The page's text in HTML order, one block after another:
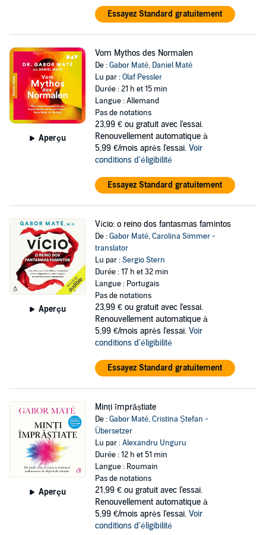
Essayez Standard gratuitement
Aperçu
Vom Mythos des Normalen
De :Gabor Maté, Daniel Maté
Lu par :Olaf Pessler
Durée : 21 h et 15 min
Langue : Allemand
Pas de notations
23,99 € ou gratuit avec l'essai.
Renouvellement automatique à
5,99 €/mois après l'essai. Voir
conditions d'éligibilité
Essayez Standard gratuitement
Aperçu
Vício: o reino dos fantasmas famintos
De :Gabor Maté,Carolina Simmer -
translator
Lu par :Sergio Stern
Durée : 17 h et 32 min
Langue : Portugais
Pas de notations
23,99 € ou gratuit avec l'essai.
Renouvellement automatique à
5,99 €/mois après l'essai. Voir
conditions d'éligibilité
Essayez Standard gratuitement
Aperçu
Minți împrăștiate
De :Gabor Maté,Cristina Ștefan -
Übersetzer
Lu par :Alexandru Unguru
Durée : 12 h et 51 min
Langue : Roumain
Pas de notations
21,99 € ou gratuit avec l'essai.
Renouvellement automatique à
5,99 €/mois après l'essai. Voir
conditions d'éligibilité